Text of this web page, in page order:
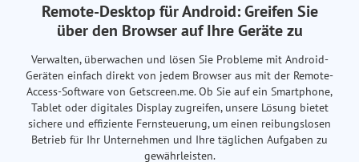
Remote-Desktop für Android: Greifen Sie
über den Browser auf Ihre Geräte zu
Verwalten, überwachen und lösen Sie Probleme mit Android-
Geräten einfach direkt von jedem Browser aus mit der Remote-
Access-Software von Getscreen.me. Ob Sie auf ein Smartphone,
Tablet oder digitales Display zugreifen, unsere Lösung bietet
sichere und effiziente Fernsteuerung, um einen reibungslosen
Betrieb für Ihr Unternehmen und Ihre täglichen Aufgaben zu
gewährleisten.